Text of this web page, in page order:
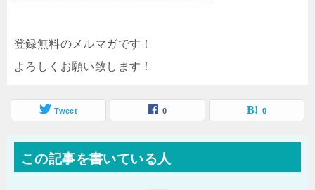
登録無料のメルマガです！
よろしくお願い致します！
Tweet 0 0
この記事を書いている人